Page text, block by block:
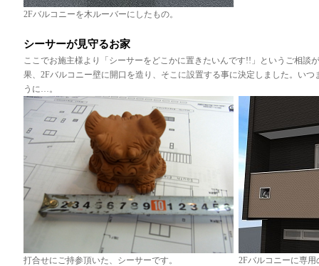
2Fバルコニーを木ルーバーにしたもの。
シーサーが見守るお家
ここでお施主様より「シーサーをどこかに置きたいんです!!」というご相談
果、2Fバルコニー壁に開口を造り、そこに設置する事に決定しました。い
うに…。
打合せにご持参頂いた、シーサーです。 2Fバルコニーに専